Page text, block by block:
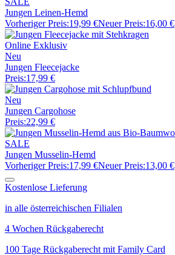
Jungen Leinen-Hemd
Vorheriger Preis:19,99 €Neuer Preis:16,00 €
Online Exklusiv
Neu
Jungen Fleecejacke
Preis:17,99 €
Neu
Jungen Cargohose
Preis:22,99 €
SALE
Jungen Musselin-Hemd
Vorheriger Preis:17,99 €Neuer Preis:13,00 €
Kostenlose Lieferung
in alle österreichischen Filialen
4 Wochen Rückgaberecht
100 Tage Rückgaberecht mit Family Card